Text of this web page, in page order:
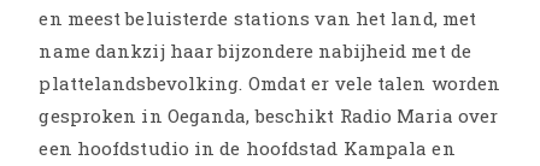
en meest beluisterde stations van het land, met
name dankzij haar bijzondere nabijheid met de
plattelandsbevolking. Omdat er vele talen worden
gesproken in Oeganda, beschikt Radio Maria over
een hoofdstudio in de hoofdstad Kampala en